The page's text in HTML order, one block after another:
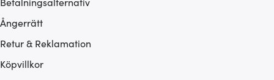
Ångerrätt
Retur & Reklamation
Köpvillkor